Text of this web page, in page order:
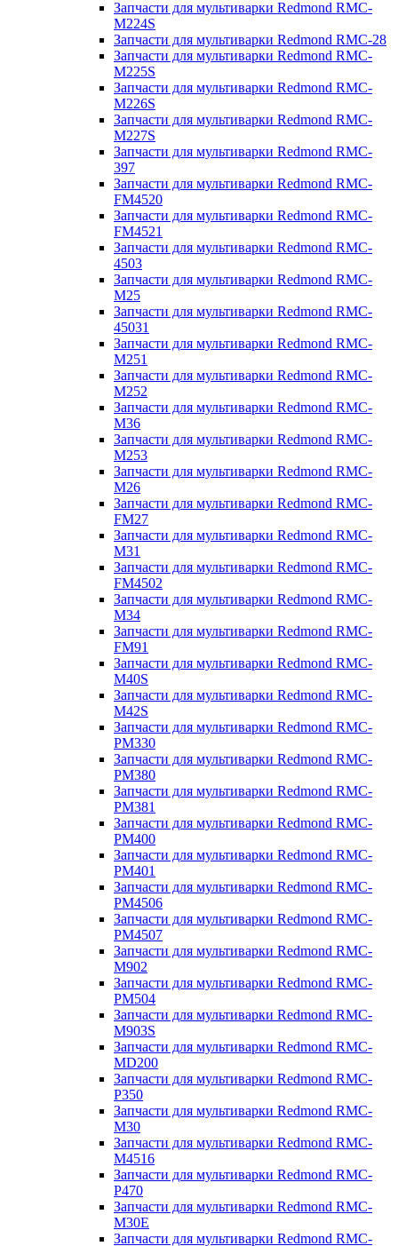
Запчасти для мультиварки Redmond RMC-
M224S
Запчасти для мультиварки Redmond RMC-28
Запчасти для мультиварки Redmond RMC-
M225S
Запчасти для мультиварки Redmond RMC-
M226S
Запчасти для мультиварки Redmond RMC-
M227S
Запчасти для мультиварки Redmond RMC-
397
Запчасти для мультиварки Redmond RMC-
FM4520
Запчасти для мультиварки Redmond RMC-
FM4521
Запчасти для мультиварки Redmond RMC-
4503
Запчасти для мультиварки Redmond RMC-
M25
Запчасти для мультиварки Redmond RMC-
45031
Запчасти для мультиварки Redmond RMC-
M251
Запчасти для мультиварки Redmond RMC-
M252
Запчасти для мультиварки Redmond RMC-
M36
Запчасти для мультиварки Redmond RMC-
M253
Запчасти для мультиварки Redmond RMC-
M26
Запчасти для мультиварки Redmond RMC-
FM27
Запчасти для мультиварки Redmond RMC-
M31
Запчасти для мультиварки Redmond RMC-
FM4502
Запчасти для мультиварки Redmond RMC-
M34
Запчасти для мультиварки Redmond RMC-
FM91
Запчасти для мультиварки Redmond RMC-
M40S
Запчасти для мультиварки Redmond RMC-
M42S
Запчасти для мультиварки Redmond RMC-
PM330
Запчасти для мультиварки Redmond RMC-
PM380
Запчасти для мультиварки Redmond RMC-
PM381
Запчасти для мультиварки Redmond RMC-
PM400
Запчасти для мультиварки Redmond RMC-
PM401
Запчасти для мультиварки Redmond RMC-
PM4506
Запчасти для мультиварки Redmond RMC-
PM4507
Запчасти для мультиварки Redmond RMC-
M902
Запчасти для мультиварки Redmond RMC-
PM504
Запчасти для мультиварки Redmond RMC-
M903S
Запчасти для мультиварки Redmond RMC-
MD200
Запчасти для мультиварки Redmond RMC-
P350
Запчасти для мультиварки Redmond RMC-
M30
Запчасти для мультиварки Redmond RMC-
M4516
Запчасти для мультиварки Redmond RMC-
P470
Запчасти для мультиварки Redmond RMC-
M30E
Запчасти для мультиварки Redmond RMC-